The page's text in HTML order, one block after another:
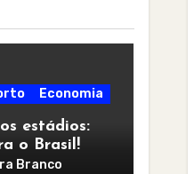
Economia
estádios:
o Brasil!
Branco